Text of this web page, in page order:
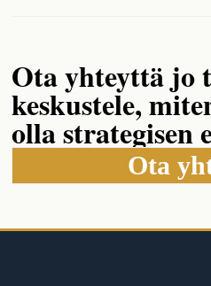
Ota yhteyttä jo
keskustele,
olla strategisen
Ota